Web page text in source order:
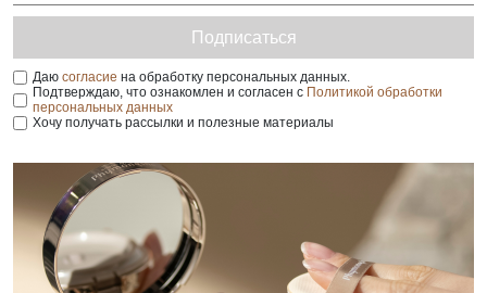
Подписаться
Даю согласие на обработку персональных данных.
Подтверждаю, что ознакомлен и согласен с Политикой обработки
персональных данных
Хочу получать рассылки и полезные материалы